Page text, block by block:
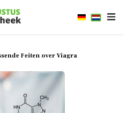
Feiten over Viagra